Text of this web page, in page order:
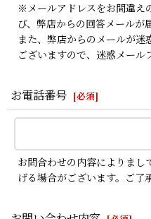
※メールアドレスをお間違え
び、弊店からの回答メールが
また、弊店からのメールが
ございますので、迷惑メール
お電話番号 [必須]
お問合わせの内容によりまし
げる場合がございます。ご了